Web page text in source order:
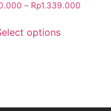
– Rp1.339.000
options